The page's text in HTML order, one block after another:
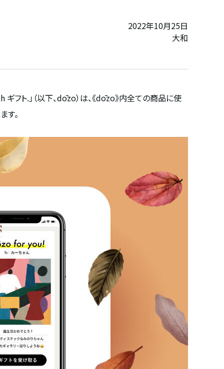
2022年10月25日
大和
ト.」（以下、dōzo）は、《dōzo》内全ての商品に使
す。